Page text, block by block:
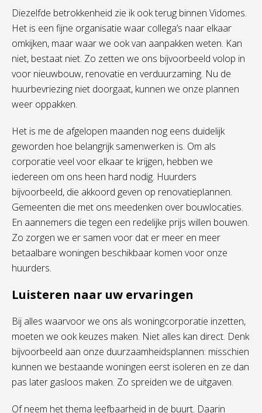
Diezelfde betrokkenheid zie ik ook terug binnen Vidomes.
Het is een fijne organisatie waar collega’s naar elkaar
omkijken, maarwaar we ook van aanpakken weten. Kan
niet, bestaat niet. Zo zetten we ons bijvoorbeeld volop in
voor nieuwbouw, renovatie en verduurzaming. Nu de
huurbevriezing niet doorgaat, kunnen we onze plannen
weer oppakken.
Het is me de afgelopen maanden nog eens duidelijk
geworden hoe belangrijk samenwerken is. Om als
corporatie veel voor elkaar te krijgen, hebben we
iedereen om ons heen hard nodig. Huurders
bijvoorbeeld, die akkoord geven op renovatieplannen.
Gemeenten die met ons meedenken over bouwlocaties.
En aannemers die tegen een redelijke prijs willen bouwen.
Zo zorgen we er samen voor dat er meer en meer
betaalbare woningen beschikbaar komen voor onze
huurders.
Luisteren naar uw ervaringen
Bij alles waarvoor we ons als woningcorporatie inzetten,
moeten we ook keuzes maken. Niet alles kan direct. Denk
bijvoorbeeld aan onze duurzaamheidsplannen: misschien
kunnen we bestaande woningen eerst isoleren en ze dan
pas later gasloos maken. Zo spreiden we de uitgaven.
Of neem het thema leefbaarheid in de buurt. Daarin